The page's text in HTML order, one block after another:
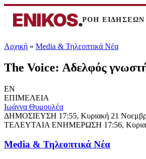
ENIKOS.ΡΟΗ ΕΙΔΗΣΕΩΝ
Αρχική » Media & Τηλεοπτικά Νέα
The Voice: Αδελφός
EN
ΕΠΙΜΕΛΕΙΑ
Ιωάννα Θυμουλέα
ΔΗΜΟΣΙΕΥΣΗ 17:55, Κυριακή 21
ΤΕΛΕΥΤΑΙΑ ΕΝΗΜΕΡΩΣΗ 17:56,
Media & Τηλεοπτικά Νέα